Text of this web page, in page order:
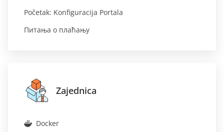
Početak: Konfiguracija Portala
Питања о плаћању
Zajednica
Docker